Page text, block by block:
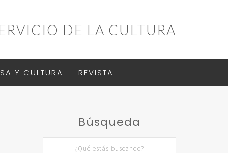
DE LA CULTURA
Y CULTURA REVISTA
Búsqueda